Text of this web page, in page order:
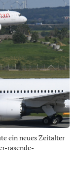
ein neues Zeitalter
rasende-